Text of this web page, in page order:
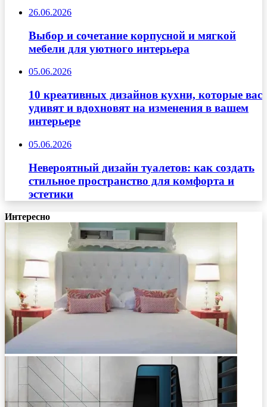
26.06.2026
Выбор и сочетание корпусной и мягкой
мебели для уютного интерьера
05.06.2026
10 креативных дизайнов кухни, которые вас
удивят и вдохновят на изменения в вашем
интерьере
05.06.2026
Невероятный дизайн туалетов: как создать
стильное пространство для комфорта и
эстетики
Интересно